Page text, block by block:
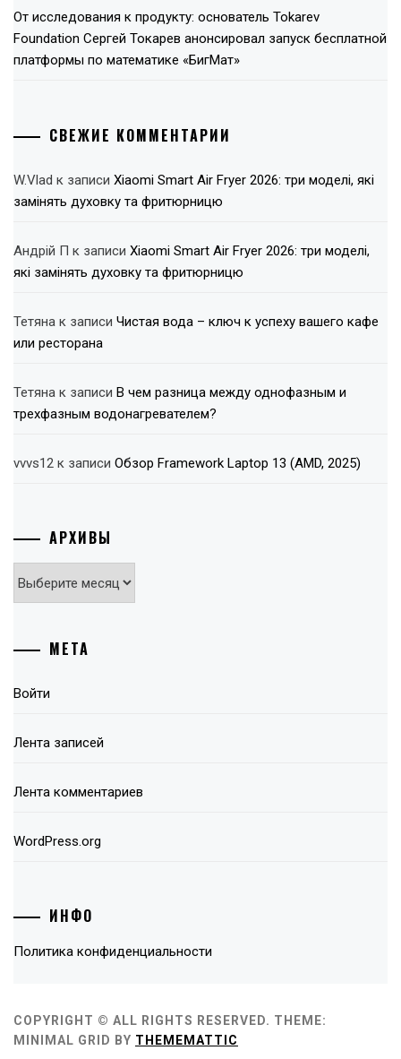
От исследования к продукту: основатель Tokarev
Foundation Сергей Токарев анонсировал запуск бесплатной
платформы по математике «БигМат»
СВЕЖИЕ КОММЕНТАРИИ
W.Vlad к записи Xiaomi Smart Air Fryer 2026: три моделі, які
замінять духовку та фритюрницю
Андрій П к записи Xiaomi Smart Air Fryer 2026: три моделі,
які замінять духовку та фритюрницю
Тетяна к записи Чистая вода – ключ к успеху вашего кафе
или ресторана
Тетяна к записи В чем разница между однофазным и
трехфазным водонагревателем?
vvvs12 к записи Обзор Framework Laptop 13 (AMD, 2025)
АРХИВЫ
Архивы
МЕТА
Войти
Лента записей
Лента комментариев
WordPress.org
ИНФО
Политика конфиденциальности
COPYRIGHT © ALL RIGHTS RESERVED. THEME:
MINIMAL GRID BY THEMEMATTIC